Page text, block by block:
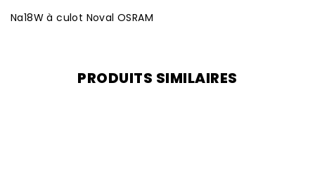
Na18W à culot Noval OSRAM
PRODUITS SIMILAIRES